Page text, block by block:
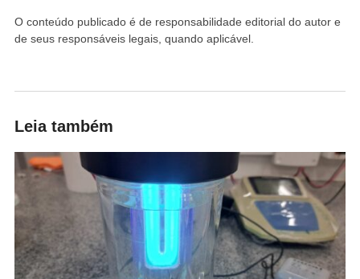
O conteúdo publicado é de responsabilidade editorial do autor e
de seus responsáveis legais, quando aplicável.
Leia também